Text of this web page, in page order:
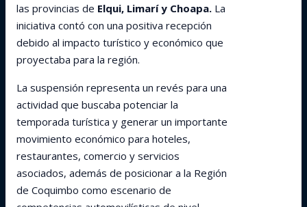
las provincias de Elqui, Limarí y Choapa. La
iniciativa contó con una positiva recepción
debido al impacto turístico y económico que
proyectaba para la región.
La suspensión representa un revés para una
actividad que buscaba potenciar la
temporada turística y generar un importante
movimiento económico para hoteles,
restaurantes, comercio y servicios
asociados, además de posicionar a la Región
de Coquimbo como escenario de